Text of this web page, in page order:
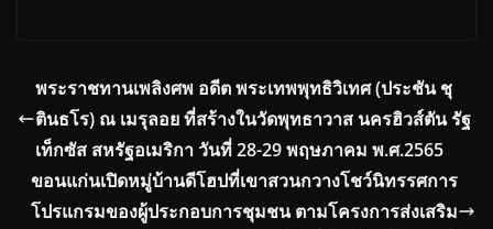
พระราชทานเพลิงศพ อดีต พระเทพพุทธิวิเทศ (ประชัน ชุ
ตินธโร) ณ เมรุลอย ที่สร้างในวัดพุทธาวาส นครฮิวส์ตัน รัฐ
เท็กซัส สหรัฐอเมริกา วันที่ 28-29 พฤษภาคม พ.ศ.2565
ขอนแก่นเปิดหมู่บ้านดีโฮปที่เขาสวนกวางโชว์นิทรรศการ
โปรแกรมของผู้ประกอบการชุมชน ตามโครงการส่งเสริม